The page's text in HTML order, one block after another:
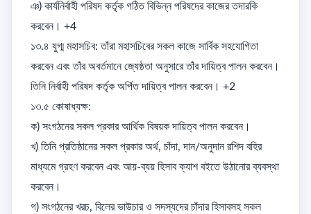
ঞ) কার্যনির্বাহী পরিষদ কর্তৃক গঠিত বিভিন্ন পরিষদের কাজের তদারকি
করবেন। +4
১৩.৪ যুগ্ম মহাসচিব: তাঁরা মহাসচিবের সকল কাজে সার্বিক সহযোগিতা
করবেন এবং তাঁর অবর্তমানে জ্যেষ্ঠতা অনুসারে তাঁর দায়িত্ব পালন করবেন।
তিনি নির্বাহী পরিষদ কর্তৃক অর্পিত দায়িত্ব পালন করবেন। +2
১৩.৫ কোষাধ্যক্ষ:
ক) সংগঠনের সকল প্রকার আর্থিক বিষয়ক দায়িত্ব পালন করবেন।
খ) তিনি প্রতিষ্ঠানের সকল প্রকার অর্থ, চাঁদা, দান/অনুদান রশিদ বহির
মাধ্যমে গ্রহণ করবেন এবং আয়-ব্যয় হিসাব ক্যাশ বইতে উঠানোর ব্যবস্থা
করবেন।
গ) সংগঠনের খরচ, বিলের ভাউচার ও সদস্যদের চাঁদার হিসাবসহ সকল